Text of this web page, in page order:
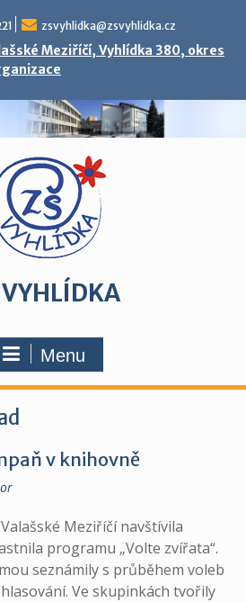
zsvyhlidka@zsvyhlidka.cz
Meziříčí, Vyhlídka 380, okres
VYHLÍDKA
Menu
v knihovně
Meziříčí navštívila
programu „Volte zvířata“.
seznámily s průběhem voleb
Ve skupinkách tvořily